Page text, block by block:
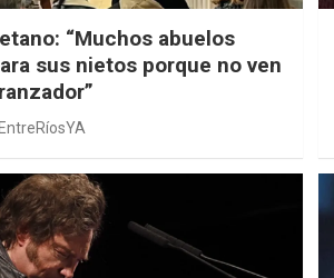
“Muchos abuelos
sus nietos porque no ven
EntreRíosYA